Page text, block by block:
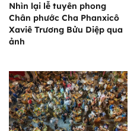
Nhìn lại lễ tuyên phong
Chân phước Cha Phanxicô
Xaviê Trương Bửu Diệp qua
ảnh